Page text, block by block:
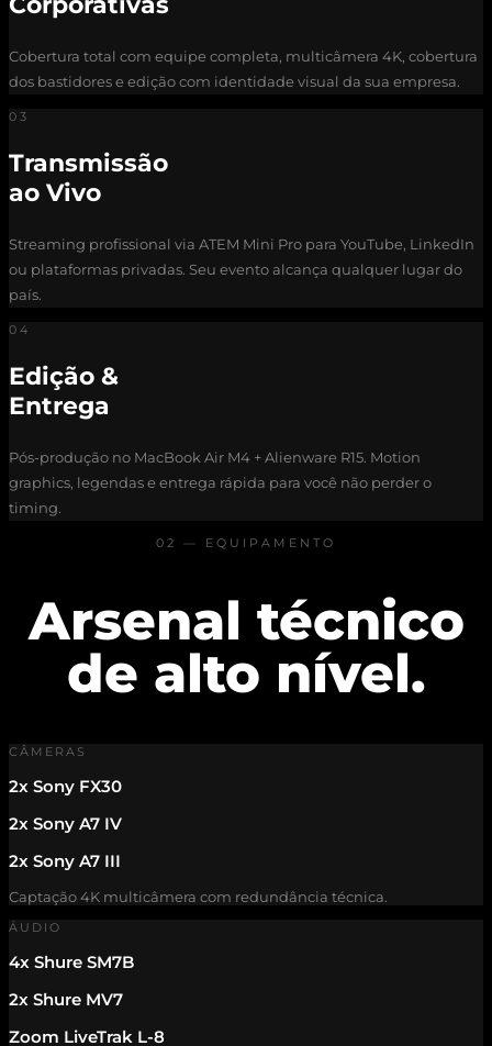
Cobertura total com equipe completa, multicâmera 4K, cobertura
dos bastidores e edição com identidade visual da sua empresa.
03
Transmissão
ao Vivo
Streaming profissional via ATEM Mini Pro para YouTube, LinkedIn
ou plataformas privadas. Seu evento alcança qualquer lugar do
país.
04
Edição &
Entrega
Pós-produção no MacBook Air M4 + Alienware R15. Motion
graphics, legendas e entrega rápida para você não perder o
timing.
02 — EQUIPAMENTO
Arsenal técnico
de alto nível.
CÂMERAS
2x Sony FX30
2x Sony A7 IV
2x Sony A7 III
Captação 4K multicâmera com redundância técnica.
ÁUDIO
4x Shure SM7B
2x Shure MV7
Zoom LiveTrak L-8